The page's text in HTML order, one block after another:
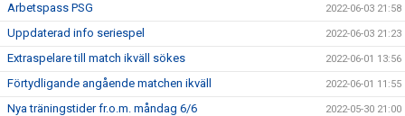
Arbetspass PSG 2022-06-03 21:58
Uppdaterad info seriespel 2022-06-03 21:23
Extraspelare till match ikväll sökes 2022-06-01 13:56
Förtydligande angående matchen ikväll 2022-06-01 11:55
Nya träningstider fr.o.m. måndag 6/6 2022-05-30 21:00